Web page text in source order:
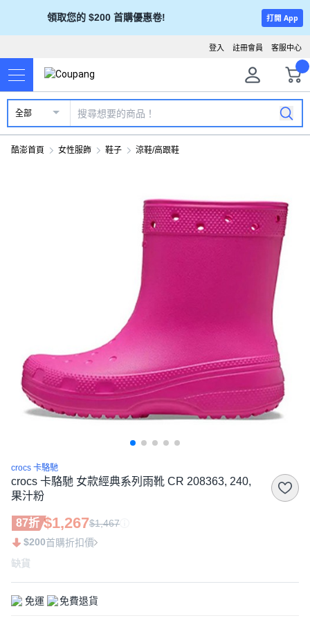
領取您的 $200 首購優惠卷! 打開 App
客服中心
註冊會員
登入
全部
酷澎首頁 女性服飾 鞋子 涼鞋/高跟鞋
crocs 卡駱馳
crocs 卡駱馳 女款經典系列雨靴 CR 208363, 240,
果汁粉
87折 $1,267$1,467
$200首購折扣價
缺貨
免運 免費退貨